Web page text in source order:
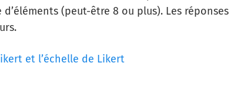
(peut-être 8 ou plus). Les réponses
et l’échelle de Likert